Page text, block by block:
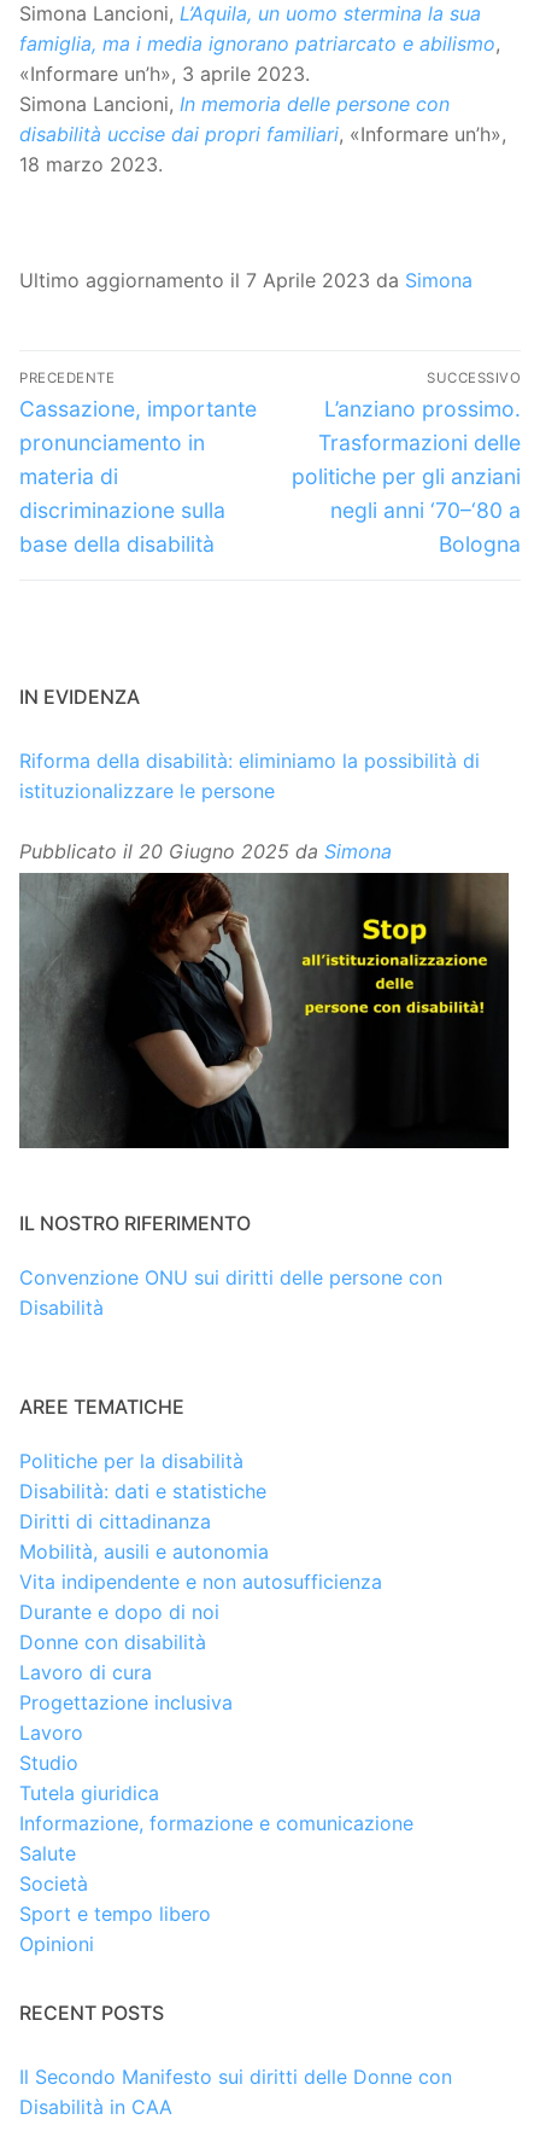
Simona Lancioni, L’Aquila, un uomo stermina la sua
famiglia, ma i media ignorano patriarcato e abilismo,
«Informare un’h», 3 aprile 2023.
Simona Lancioni, In memoria delle persone con
disabilità uccise dai propri familiari, «Informare un’h»,
18 marzo 2023.
Ultimo aggiornamento il 7 Aprile 2023 da Simona
Navigazione
articoli
PRECEDENTE
Articolo
precedente:
Cassazione, importante
pronunciamento in
materia di
discriminazione sulla
base della disabilità
SUCCESSIVO
Articolo
successivo:
L’anziano prossimo.
Trasformazioni delle
politiche per gli anziani
negli anni ‘70–‘80 a
Bologna
IN EVIDENZA
Riforma della disabilità: eliminiamo la possibilità di
istituzionalizzare le persone
Pubblicato il 20 Giugno 2025 da Simona
IL NOSTRO RIFERIMENTO
Convenzione ONU sui diritti delle persone con
Disabilità
AREE TEMATICHE
Politiche per la disabilità
Disabilità: dati e statistiche
Diritti di cittadinanza
Mobilità, ausili e autonomia
Vita indipendente e non autosufficienza
Durante e dopo di noi
Donne con disabilità
Lavoro di cura
Progettazione inclusiva
Lavoro
Studio
Tutela giuridica
Informazione, formazione e comunicazione
Salute
Società
Sport e tempo libero
Opinioni
RECENT POSTS
Il Secondo Manifesto sui diritti delle Donne con
Disabilità in CAA